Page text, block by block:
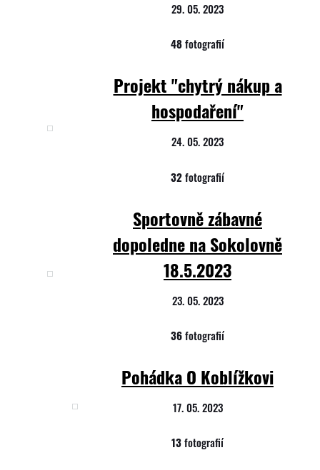
29. 05. 2023
48fotografií
Projekt "chytrý nákup a
hospodaření"
24. 05. 2023
32fotografií
Sportovně zábavné
dopoledne na Sokolovně
18.5.2023
23. 05. 2023
36fotografií
Pohádka O Koblížkovi
17. 05. 2023
13fotografií